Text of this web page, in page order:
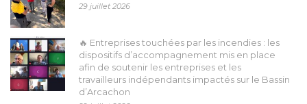
29 juillet 2026
🔥 Entreprises touchées par les incendies : les
dispositifs d’accompagnement mis en place
afin de soutenir les entreprises et les
travailleurs indépendants impactés sur le Bassin
d’Arcachon